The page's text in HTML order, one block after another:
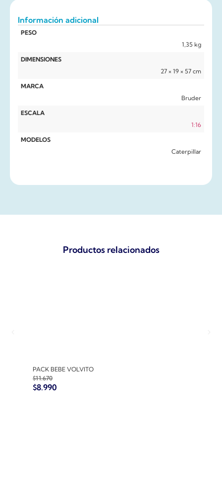
Información adicional
PESO
1,35 kg
DIMENSIONES
27 × 19 × 57 cm
MARCA
Bruder
ESCALA
1:16
MODELOS
Caterpillar
Productos relacionados
PACK BEBE VOLVITO
$11.670
$8.990